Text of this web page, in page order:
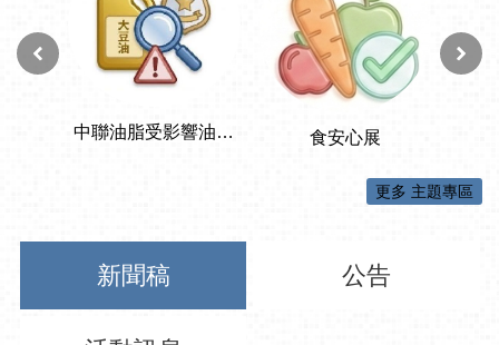
更多 主題專區
新聞稿 公告